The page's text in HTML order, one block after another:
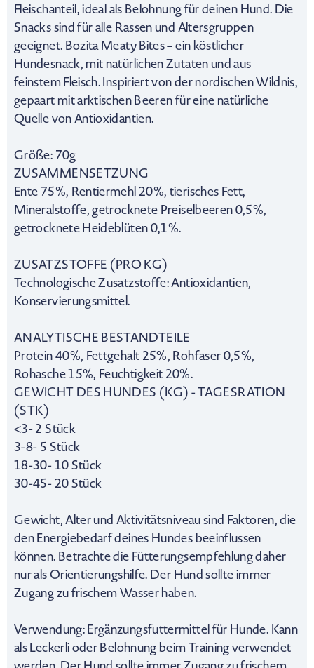
Fleischanteil, ideal als Belohnung für deinen Hund. Die
Snacks sind für alle Rassen und Altersgruppen
geeignet. Bozita Meaty Bites – ein köstlicher
Hundesnack, mit natürlichen Zutaten und aus
feinstem Fleisch. Inspiriert von der nordischen Wildnis,
gepaart mit arktischen Beeren für eine natürliche
Quelle von Antioxidantien.
Größe: 70g
ZUSAMMENSETZUNG
Ente 75%, Rentiermehl 20%, tierisches Fett,
Mineralstoffe, getrocknete Preiselbeeren 0,5%,
getrocknete Heideblüten 0,1%.
ZUSATZSTOFFE (PRO KG)
Technologische Zusatzstoffe: Antioxidantien,
Konservierungsmittel.
ANALYTISCHE BESTANDTEILE
Protein 40%, Fettgehalt 25%, Rohfaser 0,5%,
Rohasche 15%, Feuchtigkeit 20%.
GEWICHT DES HUNDES (KG) - TAGESRATION
(STK)
<3- 2 Stück
3-8- 5 Stück
18-30- 10 Stück
30-45- 20 Stück
Gewicht, Alter und Aktivitätsniveau sind Faktoren, die
den Energiebedarf deines Hundes beeinflussen
können. Betrachte die Fütterungsempfehlung daher
nur als Orientierungshilfe. Der Hund sollte immer
Zugang zu frischem Wasser haben.
Verwendung: Ergänzungsfuttermittel für Hunde. Kann
als Leckerli oder Belohnung beim Training verwendet